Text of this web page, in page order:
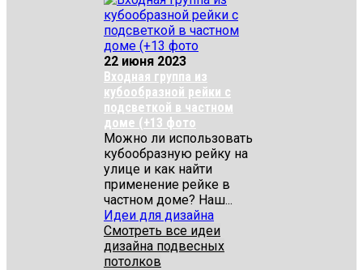
22 июня 2023
Входная группа из
кубообразной рейки с
подсветкой в частном
доме (+13 фото
Можно ли использовать
кубообразную рейку на
улице и как найти
применение рейке в
частном доме? Наш...
Идеи для дизайна
Смотреть все идеи
дизайна подвесных
потолков